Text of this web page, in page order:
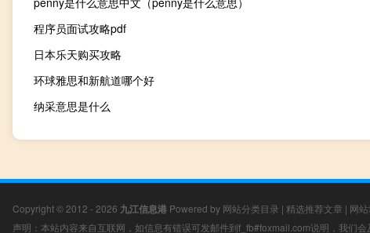
程序员面试攻略pdf
日本乐天购买攻略
环球雅思和新航道哪个好
纳采意思是什么
Copyright © 2012 - 2026 九江信息港 Powered by 网站分类目录 | 精选推荐文章 | 网
声明：本站内容来自互联网，如信息有错误可发邮件到f_fb#foxmail.com说明，我们会